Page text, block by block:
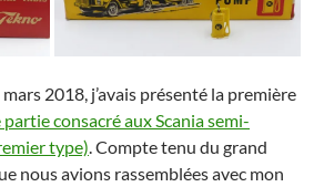
2018, j’avais présenté la première
consacré aux Scania semi-
type) . Compte tenu du grand
nous avions rassemblées avec mon